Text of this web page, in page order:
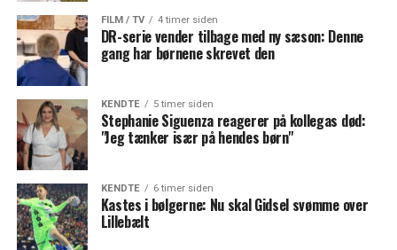
FILM / TV 4 timer siden
DR-serie vender tilbage med ny sæson: Denne
gang har børnene skrevet den
KENDTE 5 timer siden
Stephanie Siguenza reagerer på kollegas død:
"Jeg tænker især på hendes børn"
KENDTE 6 timer siden
Kastes i bølgerne: Nu skal Gidsel svømme over
Lillebælt